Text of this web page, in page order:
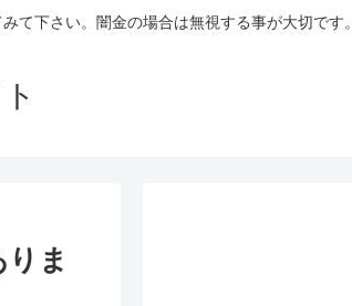
て下さい。闇金の場合は無視する事が大切です。
ま